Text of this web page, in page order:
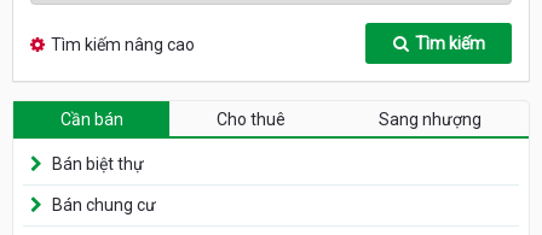
Tìm kiếm nâng cao Tìm kiếm
Cần bán Cho thuê Sang nhượng
Bán biệt thự
Bán chung cư